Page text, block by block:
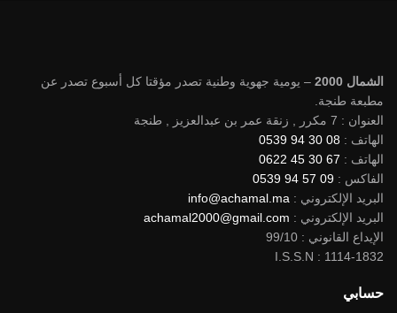
الشمال 2000
– يومية جهوية وطنية تصدر مؤقتا كل أسبوع تصدر عن
مطبعة طنجة.
العنوان : 7 مكرر , زنقة عمر بن عبدالعزيز , طنجة
الهاتف : 08 30 94 0539
الهاتف : 67 30 45 0622
الفاكس : 09 57 94 0539
البريد الإلكتروني : info@achamal.ma
البريد الإلكتروني : achamal2000@gmail.com
الإيداع القانوني : 99/10
I.S.S.N : 1114-1832
حسابي